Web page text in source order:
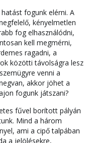
fogunk elérni. A
kényelmetlen
fog elhasználódni,
kell megmérni,
ragadni, a
közötti távolságra lesz
venni a
akkor jöhet a
fogunk játszani?
fűvel borított pályán
Mind a három
ami a cipő talpában
a jelölésekre,